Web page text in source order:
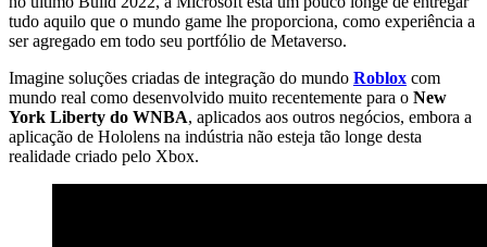
tudo aquilo que o mundo game lhe proporciona, como experiência a
ser agregado em todo seu portfólio de Metaverso.
Imagine soluções criadas de integração do mundo Roblox com
mundo real como desenvolvido muito recentemente para o New
York Liberty do WNBA, aplicados aos outros negócios, embora a
aplicação de Hololens na indústria não esteja tão longe desta
realidade criado pelo Xbox.